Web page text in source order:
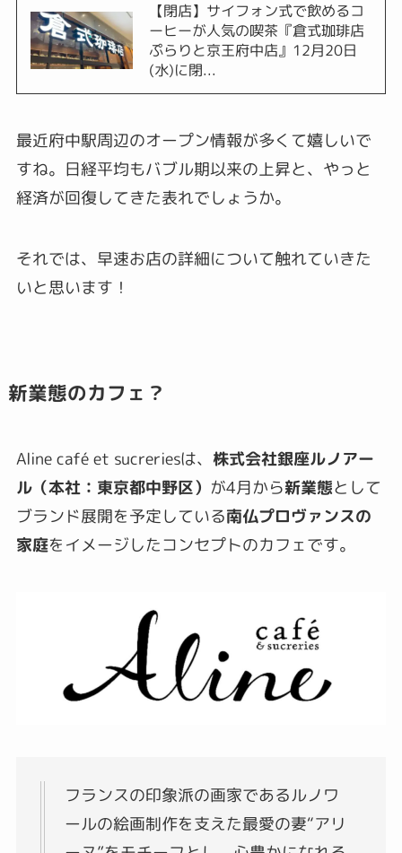
【閉店】サイフォン式で飲めるコ
ーヒーが人気の喫茶『倉式珈琲店
ぷらりと京王府中店』12月20日
(水)に閉...
最近府中駅周辺のオープン情報が多くて嬉しいで
すね。日経平均もバブル期以来の上昇と、やっと
経済が回復してきた表れでしょうか。
それでは、早速お店の詳細について触れていきた
いと思います！
新業態のカフェ？
Aline café et sucreriesは、 株式会社銀座ルノアー
ル（本社：東京都中野区） が4月から新業態として
ブランド展開を予定している南仏プロヴァンスの
家庭をイメージしたコンセプトのカフェです。
フランスの印象派の画家であるルノワ
ールの絵画制作を支えた最愛の妻“アリ